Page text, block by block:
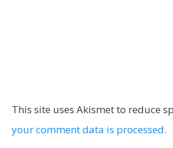
This site uses Akismet to reduce
your comment data is processed.